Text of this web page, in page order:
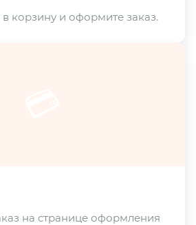
в корзину и оформите заказ.
на странице оформления